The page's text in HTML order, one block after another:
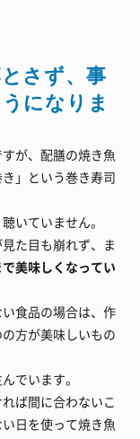
さず、事
になりま
が、配膳の焼き魚
」という巻き寿司
いていません。
た目も崩れず、ま
美味しくなってい
食品の場合は、作
方が美味しいもの
でいます。
ば間に合わないこ
日を使って焼き魚